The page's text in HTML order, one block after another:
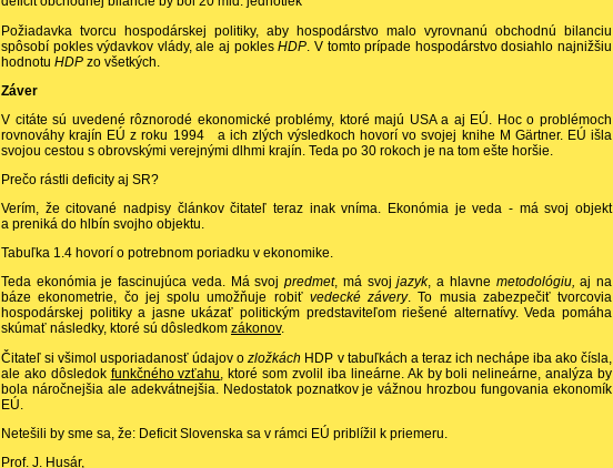
Požiadavka tvorcu hospodárskej politiky, aby hospodárstvo malo vyrovnanú obchodnú bilanciu
spôsobí pokles výdavkov vlády, ale aj poklesHDP . V tomto prípade hospodárstvo dosiahlo najnižšiu
hodnotu HDP zo všetkých.
Záver
V citáte sú uvedené rôznorodé ekonomické problémy, ktoré majú USA a aj EÚ. Hoc o problémoch
rovnováhy krajín EÚ z roku 1994 a ich zlých výsledkoch hovorí vo svojej knihe M Gärtner. EÚ išla
svojou cestou s obrovskými verejnými dlhmi krajín. Teda po 30 rokoch je na tom ešte horšie.
Prečo rástli deficity aj SR?
Verím, že citované nadpisy článkov čitateľ teraz inak vníma. Ekonómia je veda - má svoj objekt
a preniká do hlbín svojho objektu.
Tabuľka 1.4 hovorí o potrebnom poriadku v ekonomike.
Teda ekonómia je fascinujúca veda. Má svojpredmet, má svojjazyk, a hlavne metodológiu, aj na
báze ekonometrie, čo jej spolu umožňuje robiť vedecké závery. To musia zabezpečiť tvorcovia
hospodárskej politiky a jasne ukázať politickým predstaviteľom riešené alternatívy. Veda pomáha
skúmať následky, ktoré sú dôsledkom zákonov.
Čitateľ si všimol usporiadanosť údajov ozložkách HDP v tabuľkách a teraz ich nechápe iba ako čísla,
ale ako dôsledok funkčného vzťahu , ktoré som zvolil iba lineárne. Ak by boli nelineárne, analýza by
bola náročnejšia ale adekvátnejšia. Nedostatok poznatkov je vážnou hrozbou fungovania ekonomík
EÚ.
Netešili by sme sa, že: Deficit Slovenska sa v rámci EÚ priblížil k priemeru.
Prof. J. Husár,